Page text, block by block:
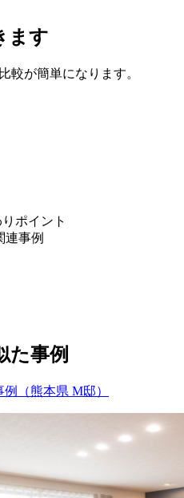
ます
較が簡単になります。
ポイント
連事例
た事例
（熊本県 M邸）